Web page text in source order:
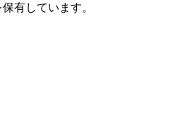
有しています。